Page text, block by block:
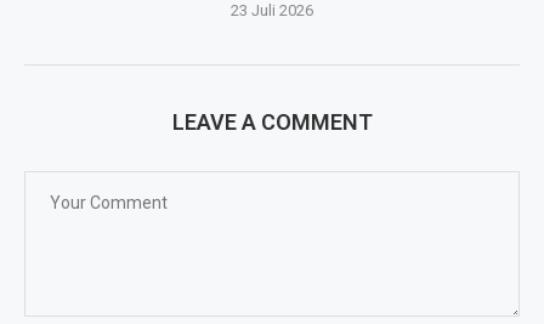
23 Juli 2026
LEAVE A COMMENT